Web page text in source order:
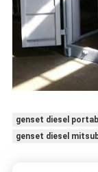
genset diesel
genset diesel